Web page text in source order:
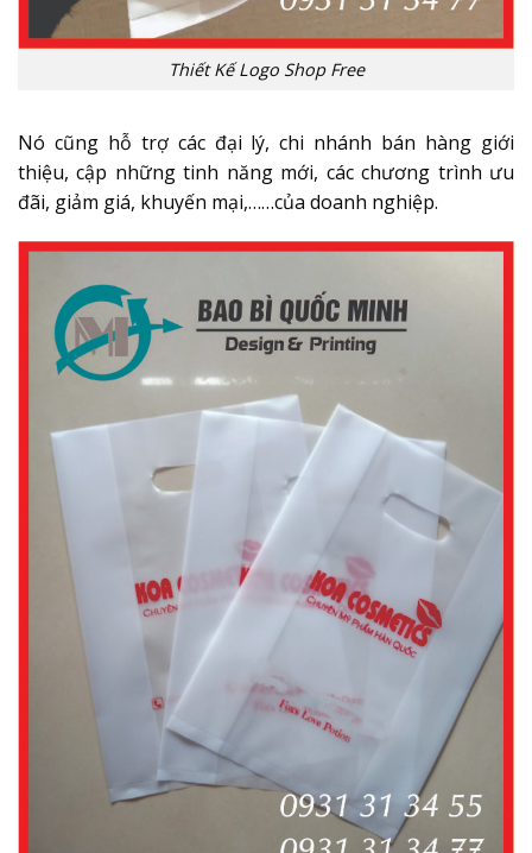
Thiết Kế Logo Shop Free
Nó cũng hỗ trợ các đại lý, chi nhánh bán hàng giới
thiệu, cập những tinh năng mới, các chương trình ưu
đãi, giảm giá, khuyến mại,……của doanh nghiệp.